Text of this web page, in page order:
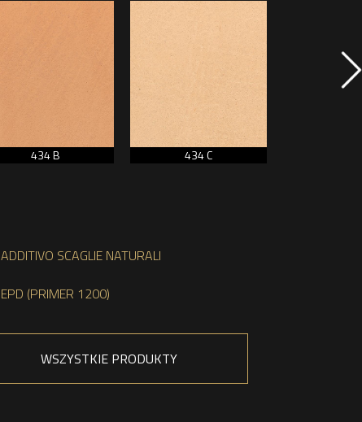
434 B 434 C
ADDITIVO SCAGLIE NATURALI
EPD (PRIMER 1200)
WSZYSTKIE PRODUKTY